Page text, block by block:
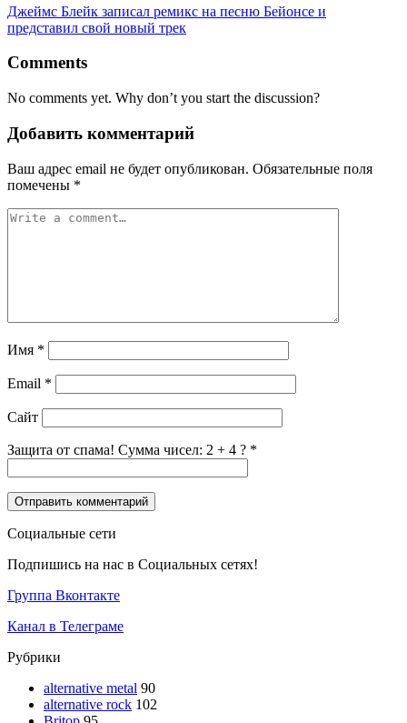
Джеймс Блейк записал ремикс на песню Бейонсе и
представил свой новый трек
Comments
No comments yet. Why don’t you start the discussion?
Добавить комментарий
Ваш адрес email не будет опубликован. Обязательные поля
помечены *
Имя *
Email *
Сайт
Защита от спама! Сумма чисел: 2 + 4 ? *
Социальные сети
Подпишись на нас в Социальных сетях!
Группа Вконтакте
Канал в Телеграме
Рубрики
alternative metal 90
alternative rock 102